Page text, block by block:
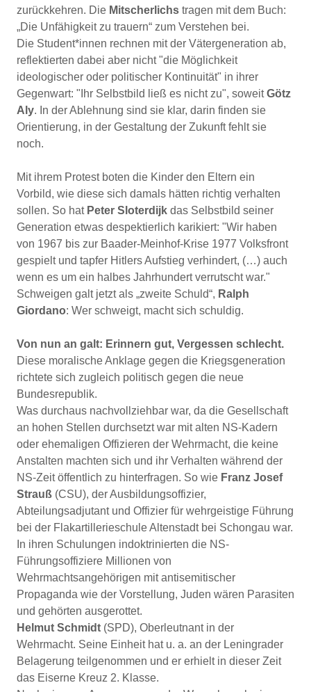
zurückkehren. Die Mitscherlichs tragen mit dem Buch:
„Die Unfähigkeit zu trauern“ zum Verstehen bei.
Die Student*innen rechnen mit der Vätergeneration ab,
reflektierten dabei aber nicht "die Möglichkeit
ideologischer oder politischer Kontinuität" in ihrer
Gegenwart: "Ihr Selbstbild ließ es nicht zu", soweitGötz
Aly. In der Ablehnung sind sie klar, darin finden sie
Orientierung, in der Gestaltung der Zukunft fehlt sie
noch.
Mit ihrem Protest boten die Kinder den Eltern ein
Vorbild, wie diese sich damals hätten richtig verhalten
sollen. So hat Peter Sloterdijk das Selbstbild seiner
Generation etwas despektierlich karikiert: "Wir haben
von 1967 bis zur Baader-Meinhof-Krise 1977 Volksfront
gespielt und tapfer Hitlers Aufstieg verhindert, (…) auch
wenn es um ein halbes Jahrhundert verrutscht war."
Schweigen galt jetzt als „zweite Schuld“, Ralph
Giordano: Wer schweigt, macht sich schuldig.
Von nun an galt: Erinnern gut, Vergessen schlecht.
Diese moralische Anklage gegen die Kriegsgeneration
richtete sich zugleich politisch gegen die neue
Bundesrepublik.
Was durchaus nachvollziehbar war, da die Gesellschaft
an hohen Stellen durchsetzt war mit alten NS-Kadern
oder ehemaligen Offizieren der Wehrmacht, die keine
Anstalten machten sich und ihr Verhalten während der
NS-Zeit öffentlich zu hinterfragen. So wie Franz Josef
Strauß (CSU), der Ausbildungsoffizier,
Abteilungsadjutant und Offizier für wehrgeistige Führung
bei der Flakartillerieschule Altenstadt bei Schongau war.
In ihren Schulungen indoktrinierten die NS-
Führungsoffiziere Millionen von
Wehrmachtsangehörigen mit antisemitischer
Propaganda wie der Vorstellung, Juden wären Parasiten
und gehörten ausgerottet.
Helmut Schmidt (SPD), Oberleutnant in der
Wehrmacht. Seine Einheit hat u. a. an der Leningrader
Belagerung teilgenommen und er erhielt in dieser Zeit
das Eiserne Kreuz 2. Klasse.